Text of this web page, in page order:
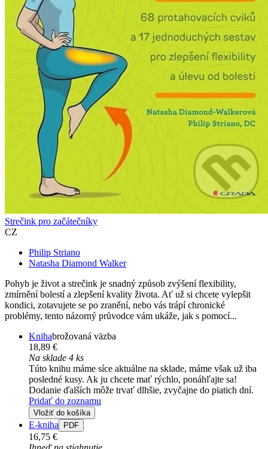
Strečink pro začátečníky
CZ
Philip Striano
Natasha Diamond Walker
Pohyb je život a strečink je snadný způsob zvýšení flexibility,
zmírnění bolestí a zlepšení kvality života. Ať už si chcete vylepšit
kondici, zotavujete se po zranění, nebo vás trápí chronické
problémy, tento názorný průvodce vám ukáže, jak s pomocí...
Knihabrožovaná väzba
18,89 €
Na sklade 4 ks
Túto knihu máme síce aktuálne na sklade, máme však už iba
posledné kusy. Ak ju chcete mať rýchlo, ponáhľajte sa!
Dodanie ďalších môže trvať dlhšie, zvyčajne do piatich dní.
Pridať do zoznamu
Vložiť do košíka
E-kniha PDF
16,75 €